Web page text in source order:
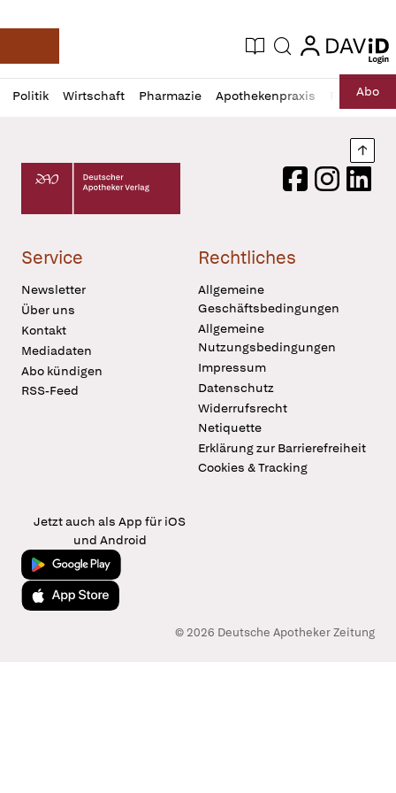
Deutsche Apotheker Zeitung
Aktuelle Ausgabe
Suche login
login
Politik Wirtschaft Pharmazie Apothekenpraxis RechtAbo
Profil
öffnen
Daz
Pur
Deutscher Apotheker Verlag Logo
FacebookInstagram
Service
Newsletter
Über uns
Kontakt
Mediadaten
Abo kündigen
RSS-Feed
Rechtliches
Allgemeine
Geschäftsbedingungen
Allgemeine
Nutzungsbedingungen
Impressum
Datenschutz
Widerrufsrecht
Netiquette
Erklärung zur Barrierefreiheit
Cookies & Tracking
Jetzt auch als App für iOS
und Android
Jetzt bei Google Play
Laden im App Store
© 2026 Deutsche Apotheker Zeitung